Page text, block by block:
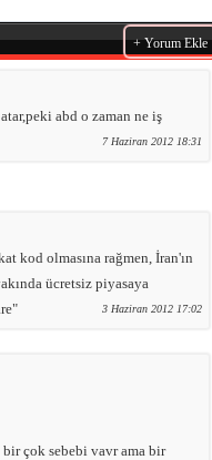
+ Yorum Ekle
abd o zaman ne iş
7 Haziran 2012 18:31
kod olmasına rağmen, İran'ın
ücretsiz piyasaya
3 Haziran 2012 17:02
bir çok sebebi vavr ama bir